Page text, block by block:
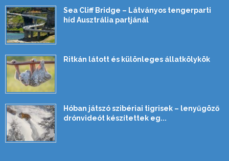
Sea Cliff Bridge – Látványos tengerparti
híd Ausztrália partjánál
Ritkán látott és különleges állatkölykök
Hóban játszó szibériai tigrisek – lenyűgöző
drónvideót készítettek eg...